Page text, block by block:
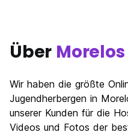
Über Morelos
Wir haben die größte
Jugendherbergen in
unserer Kunden für die
Videos und Fotos der